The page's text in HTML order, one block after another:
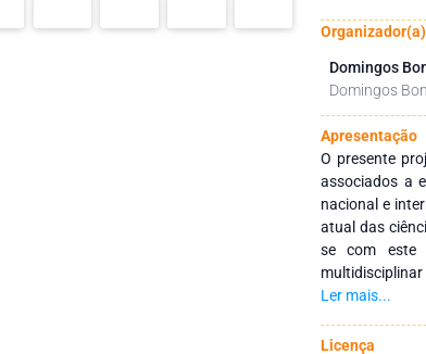
Domingos
Domingos
Apresentação
O presente
associados a
nacional e
atual das
se com este
mesmo aborde sobre
meios de
Ler mais...
Licença